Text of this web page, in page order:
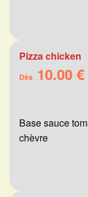
Pizza chicken
Dès 10.00 €
Base sauce
chèvre